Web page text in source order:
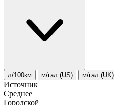
л/100км м/гал.(US) м/гал.(UK)
Источник
Среднее
Городской